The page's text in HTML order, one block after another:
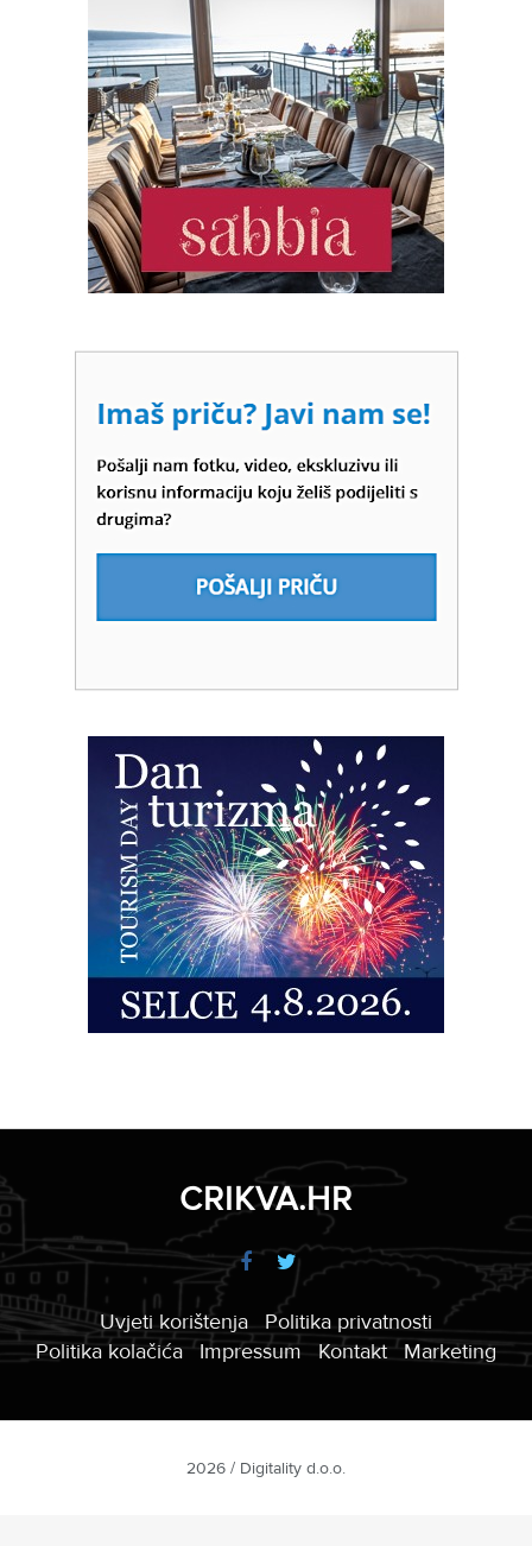
CRIKVA.HR
Uvjeti korištenja
Politika privatnosti
Politika kolačića
Impressum Kontakt Marketing
2026 / Digitality d.o.o.